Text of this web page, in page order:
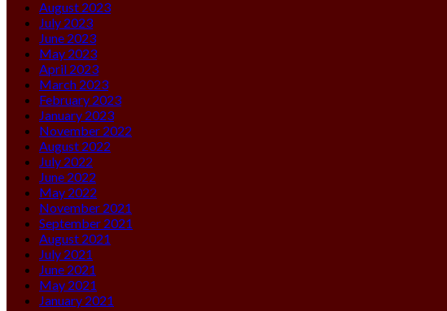
August 2023
July 2023
June 2023
May 2023
April 2023
March 2023
February 2023
January 2023
November 2022
August 2022
July 2022
June 2022
May 2022
November 2021
September 2021
August 2021
July 2021
June 2021
May 2021
January 2021